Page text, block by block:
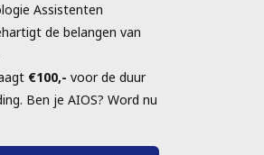
Assistenten
de belangen van
€100,- voor de duur
Ben je AIOS? Word nu